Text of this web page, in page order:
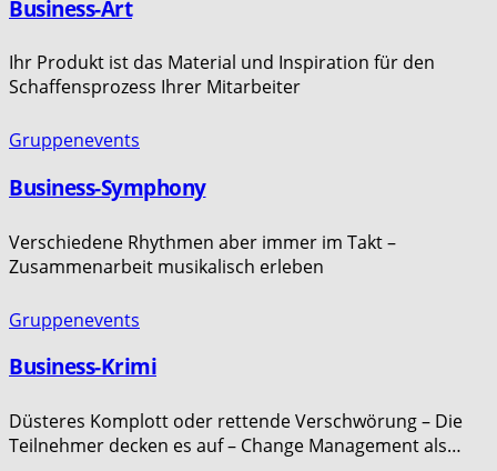
Business-Art
Ihr Produkt ist das Material und Inspiration für den
Schaffensprozess Ihrer Mitarbeiter
Gruppenevents
Business-Symphony
Verschiedene Rhythmen aber immer im Takt –
Zusammenarbeit musikalisch erleben
Gruppenevents
Business-Krimi
Düsteres Komplott oder rettende Verschwörung – Die
Teilnehmer decken es auf – Change Management als…